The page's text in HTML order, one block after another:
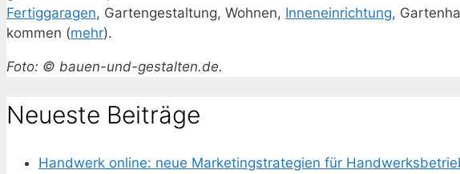
Fertiggaragen, Gartengestaltung, Wohnen, Inneneinrichtung,
kommen (mehr).
Foto: © bauen-und-gestalten.de.
Neueste Beiträge
Handwerk online: neue Marketingstrategien für